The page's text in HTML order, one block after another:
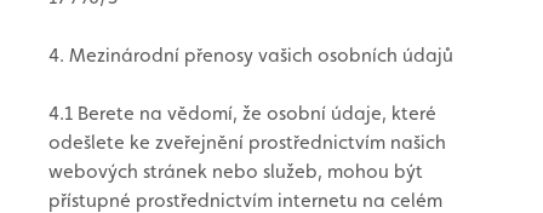
4. Mezinárodní přenosy vašich osobních údajů
4.1 Berete na vědomí, že osobní údaje, které
odešlete ke zveřejnění prostřednictvím našich
webových stránek nebo služeb, mohou být
přístupné prostřednictvím internetu na celém